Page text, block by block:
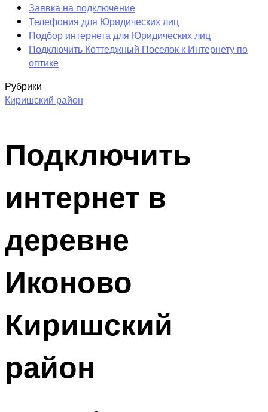
Заявка на подключение
Телефония для Юридических лиц
Подбор интернета для Юридических лиц
Подключить Коттеджный Поселок к Интернету по
оптике
Рубрики
Киришский район
Подключить
интернет в
деревне
Иконово
Киришский
район